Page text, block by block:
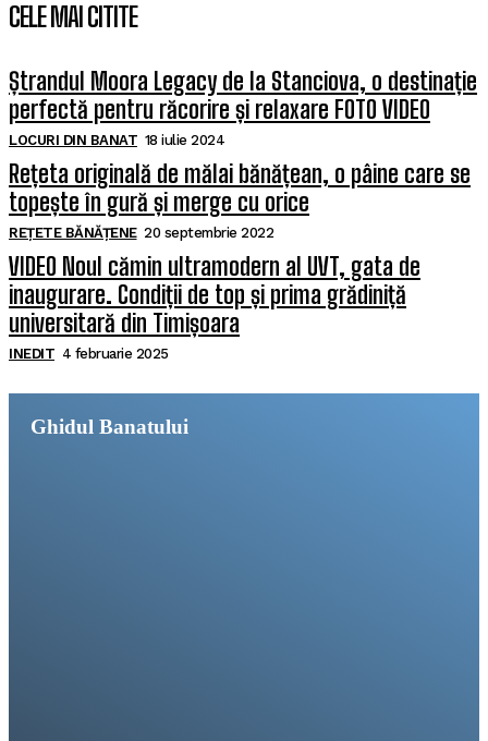
CELE MAI CITITE
Ștrandul Moora Legacy de la Stanciova, o destinație
perfectă pentru răcorire și relaxare FOTO VIDEO
LOCURI DIN BANAT 18 iulie 2024
Rețeta originală de mălai bănățean, o pâine care se
topește în gură și merge cu orice
REȚETE BĂNĂȚENE 20 septembrie 2022
VIDEO Noul cămin ultramodern al UVT, gata de
inaugurare. Condiții de top și prima grădiniță
universitară din Timișoara
INEDIT 4 februarie 2025
Ghidul Banatului